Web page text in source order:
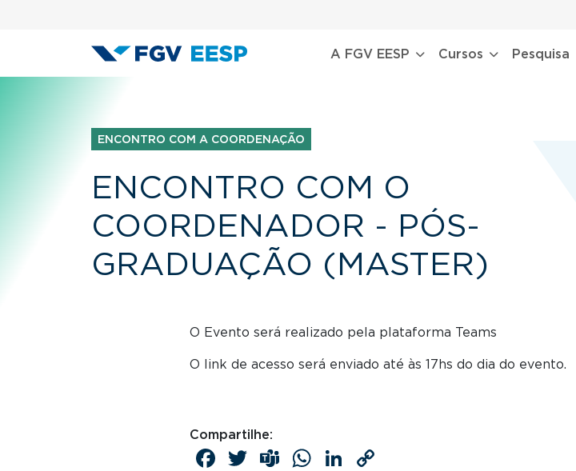
Navegação principal
A FGV EESP Cursos Pesquisa
ENCONTRO COM A COORDENAÇÃO
ENCONTRO COM O
COORDENADOR - PÓS-
GRADUAÇÃO (MASTER)
O Evento será realizado pela plataforma Teams
O link de acesso será enviado até às 17hs do dia do evento.
Compartilhe:
Facebook
Twitter
Teams
WhatsApp
LinkedIn